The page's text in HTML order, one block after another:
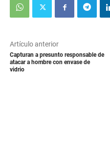
Artículo anterior
Capturan a presunto responsable de
atacar a hombre con envase de
vidrio